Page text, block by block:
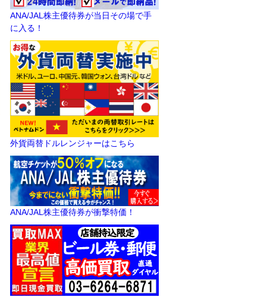
ANA/JAL株主優待券が当日その場で手
に入る！
外貨両替ドルレンジャーはこちら
ANA/JAL株主優待券が衝撃特価！